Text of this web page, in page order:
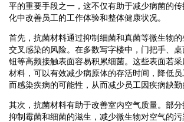
平的重要手段之一，这不仅有助于减少病菌的
化中改善员工的工作体验和整体健康状况。
首先，抗菌材料通过抑制细菌和真菌等微生物
交叉感染的风险。在多数写字楼中，门把手、
钮等高频接触表面容易积累细菌。这些表面若
材料，可以有效减少病原体的存活时间，降低
而感染疾病的可能性，从而减少员工因疾病缺勤
其次，抗菌材料有助于改善室内空气质量。部
抑制霉菌和细菌的滋生，减少微生物对空气的